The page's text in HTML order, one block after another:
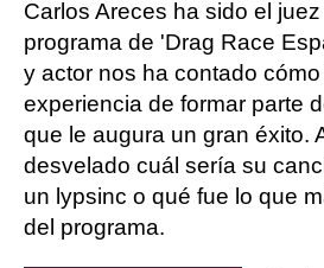
Carlos Areces ha sido el
programa de 'Drag Race
y actor nos ha contado
experiencia de formar parte
que le augura un gran éxito.
desvelado cuál sería su
un lypsinc o qué fue lo que
del programa.